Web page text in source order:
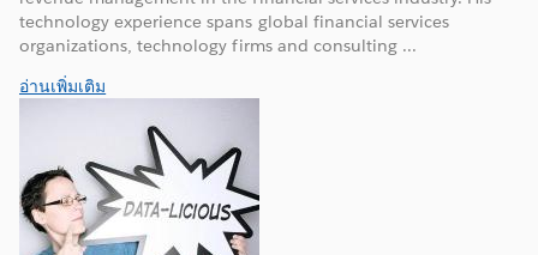
technology experience spans global financial services
organizations, technology firms and consulting ...
อ่านเพิ่มเติม